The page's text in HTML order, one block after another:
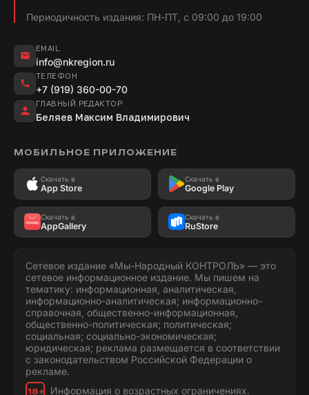
Периодичность издания: ПН-ПТ, с 09:00 до 19:00
EMAIL
info@nkregion.ru
ТЕЛЕФОН
+7 (919) 360-00-70
ГЛАВНЫЙ РЕДАКТОР
Беляев Максим Владимирович
МОБИЛЬНОЕ ПРИЛОЖЕНИЕ
Скачать в
App Store
Скачать в
Google Play
Скачать в
AppGallery
Скачать в
RuStore
Сетевое издание «Мы-Народный КОНТРОЛЬ» — это
сетевое информационное издание. Мы пишем на
тематику: информационная, аналитическая,
информационно-аналитическая; информационно-
справочная, общественно-информационная,
общественно-политическая; политическая;
социальная; социально-экономическая;
юридическая; реклама размещается в соответствии
с законодательством Российской Федерации о
рекламе.
18+ Информация о возрастных ограничениях.